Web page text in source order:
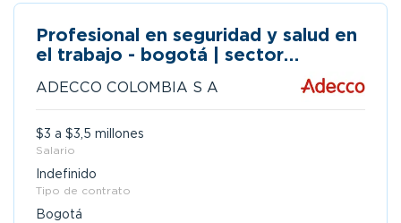
Profesional en seguridad y salud en
el trabajo - bogotá | sector
ADECCO COLOMBIA S A
$3 a $3,5 millones
Salario
Indefinido
Tipo de contrato
Bogotá